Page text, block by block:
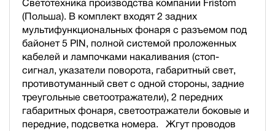
Светотехника производства компании Fristom
(Польша). В комплект входят 2 задних
мультифункциональных фонаря с разъемом под
байонет 5 PIN, полной cистемой проложенных
кабелей и лампочками накаливания (стоп-
сигнал, указатели поворота, габаритный свет,
противотуманный свет с одной стороны, задние
треугольные светоотражатели), 2 передних
габаритных фонаря, светоотражатели боковые и
передние, подсветка номера. Жгут проводов